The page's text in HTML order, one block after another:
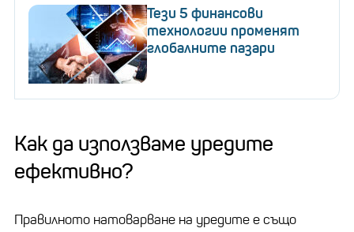
Тези 5 финансови
технологии променят
глобалните пазари
Как да използваме уредите
ефективно?
Правилното натоварване на уредите е също